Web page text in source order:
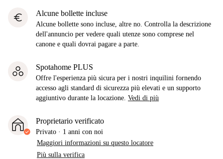
euro Alcune bollette incluse
Alcune bollette sono incluse, altre no. Controlla la descrizione
dell'annuncio per vedere quali utenze sono comprese nel
canone e quali dovrai pagare a parte.
Spotahome PLUS
Offre l'esperienza più sicura per i nostri inquilini fornendo
accesso agli standard di sicurezza più elevati e un supporto
aggiuntivo durante la locazione. Vedi di più
Proprietario verificato
Privato · 1 anni con noi
Maggiori informazioni su questo locatore
Più sulla verifica